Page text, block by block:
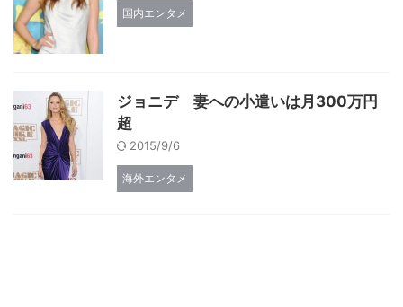
国内エンタメ
ジョニデ 妻への小遣いは月300万円
超
2015/9/6
海外エンタメ